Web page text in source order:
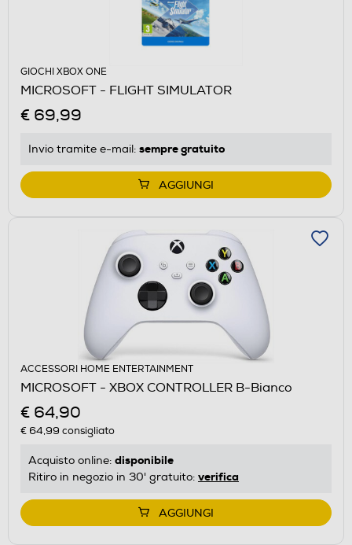
GIOCHI XBOX ONE
MICROSOFT - FLIGHT SIMULATOR
€ 69,99
Invio tramite e-mail: sempre gratuito
AGGIUNGI
ACCESSORI HOME ENTERTAINMENT
MICROSOFT - XBOX CONTROLLER B-Bianco
€ 64,90
€ 64,99 consigliato
Acquisto online: disponibile
Ritiro in negozio in 30' gratuito: verifica
AGGIUNGI